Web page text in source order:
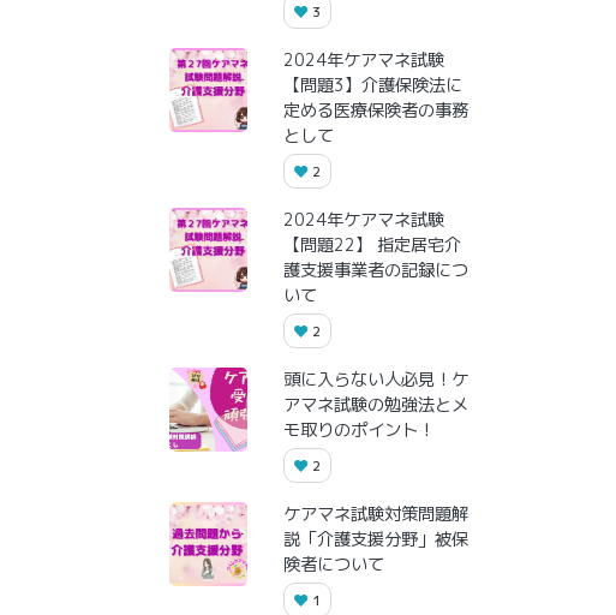
3
2024年ケアマネ試験
【問題3】介護保険法に
定める医療保険者の事務
として
2
2024年ケアマネ試験
【問題22】 指定居宅介
護支援事業者の記録につ
いて
2
頭に入らない人必見！ケ
アマネ試験の勉強法とメ
モ取りのポイント！
2
ケアマネ試験対策問題解
説「介護支援分野」被保
険者について
1